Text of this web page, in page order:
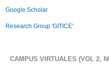
Google Scholar
Research Group 'GITICE'
CAMPUS VIRTUALES (VOL 2,